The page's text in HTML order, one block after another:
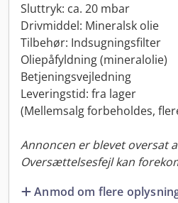
Sluttryk: ca. 20 mbar
Drivmiddel: Mineralsk olie
Tilbehør: Indsugningsfilter
Oliepåfyldning (mineralolie)
Betjeningsvejledning
Leveringstid: fra lager
(Mellemsalg forbeholdes,
Annoncen er blevet oversat
Oversættelsesfejl kan
Anmod om flere